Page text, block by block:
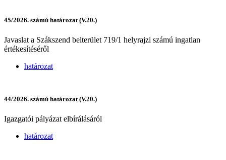
45/2026. számú határozat (V.20.)
Javaslat a Szákszend belterület 719/1 helyrajzi számú ingatlan
értékesítéséről
határozat
44/2026. számú határozat (V.20.)
Igazgatói pályázat elbírálásáról
határozat